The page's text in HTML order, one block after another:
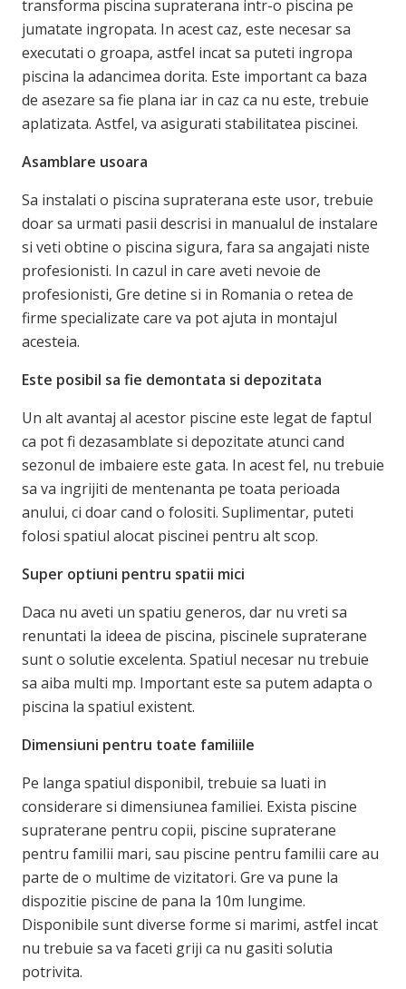
transforma piscina supraterana intr-o piscina pe
jumatate ingropata. In acest caz, este necesar sa
executati o groapa, astfel incat sa puteti ingropa
piscina la adancimea dorita. Este important ca baza
de asezare sa fie plana iar in caz ca nu este, trebuie
aplatizata. Astfel, va asigurati stabilitatea piscinei.
Asamblare usoara
Sa instalati o piscina supraterana este usor, trebuie
doar sa urmati pasii descrisi in manualul de instalare
si veti obtine o piscina sigura, fara sa angajati niste
profesionisti. In cazul in care aveti nevoie de
profesionisti, Gre detine si in Romania o retea de
firme specializate care va pot ajuta in montajul
acesteia.
Este posibil sa fie demontata si depozitata
Un alt avantaj al acestor piscine este legat de faptul
ca pot fi dezasamblate si depozitate atunci cand
sezonul de imbaiere este gata. In acest fel, nu trebuie
sa va ingrijiti de mentenanta pe toata perioada
anului, ci doar cand o folositi. Suplimentar, puteti
folosi spatiul alocat piscinei pentru alt scop.
Super optiuni pentru spatii mici
Daca nu aveti un spatiu generos, dar nu vreti sa
renuntati la ideea de piscina, piscinele supraterane
sunt o solutie excelenta. Spatiul necesar nu trebuie
sa aiba multi mp. Important este sa putem adapta o
piscina la spatiul existent.
Dimensiuni pentru toate familiile
Pe langa spatiul disponibil, trebuie sa luati in
considerare si dimensiunea familiei. Exista piscine
supraterane pentru copii, piscine supraterane
pentru familii mari, sau piscine pentru familii care au
parte de o multime de vizitatori. Gre va pune la
dispozitie piscine de pana la 10m lungime.
Disponibile sunt diverse forme si marimi, astfel incat
nu trebuie sa va faceti griji ca nu gasiti solutia
potrivita.